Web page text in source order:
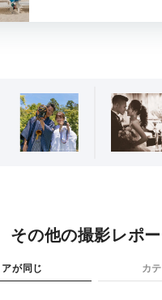
その他の撮影レポー
が同じ カ